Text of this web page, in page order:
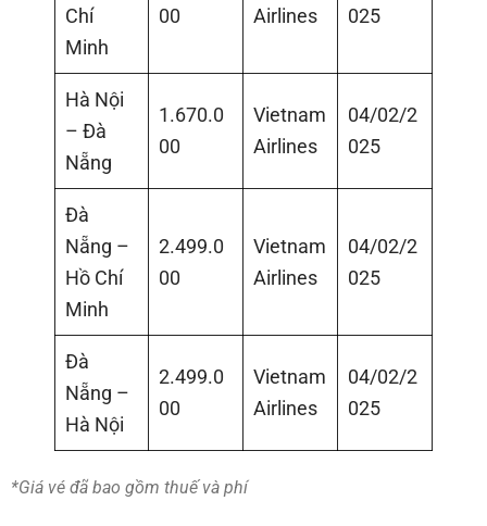
Chí
Minh
00 Airlines 025
Hà Nội
– Đà
Nẵng
1.670.0
00
Vietnam
Airlines
04/02/2
025
Đà
Nẵng –
Hồ Chí
Minh
2.499.0
00
Vietnam
Airlines
04/02/2
025
Đà
Nẵng –
Hà Nội
2.499.0
00
Vietnam
Airlines
04/02/2
025
*Giá vé đã bao gồm thuế và phí